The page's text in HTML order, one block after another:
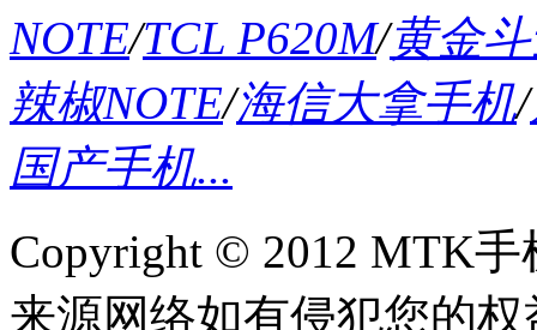
NOTE/TCL P620M/黄金
辣椒NOTE/海信大拿手机/
国产手机...
Copyright © 2012 MTK
来源网络如有侵犯您的